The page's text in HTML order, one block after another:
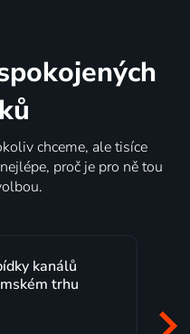
chceme, ale tisíce
proč je pro ně tou
let s
Velký výběr
k TV na